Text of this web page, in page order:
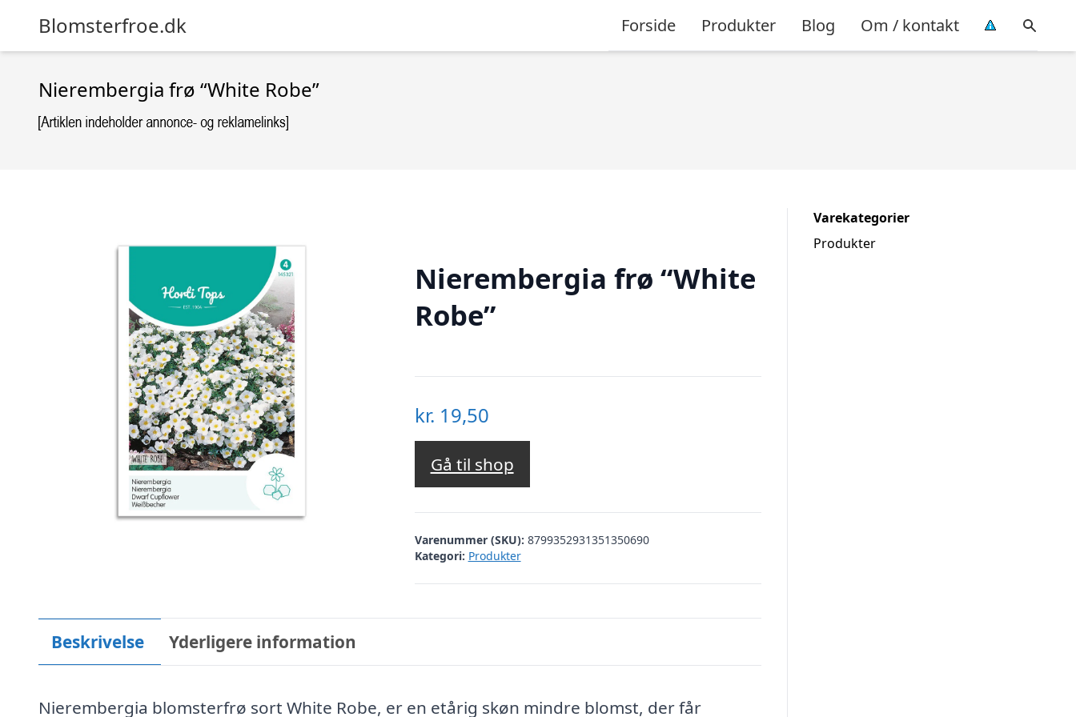
Blomsterfroe.dk Forside Produkter Blog Om / kontakt
Nierembergia frø “White Robe”
Nierembergia frø “White
Robe”
kr. 19,50
Gå til shop
Varenummer (SKU): 8799352931351350690
Kategori: Produkter
Beskrivelse Yderligere information
Nierembergia blomsterfrø sort White Robe, er en etårig skøn mindre blomst, der får
Varekategorier
Produkter